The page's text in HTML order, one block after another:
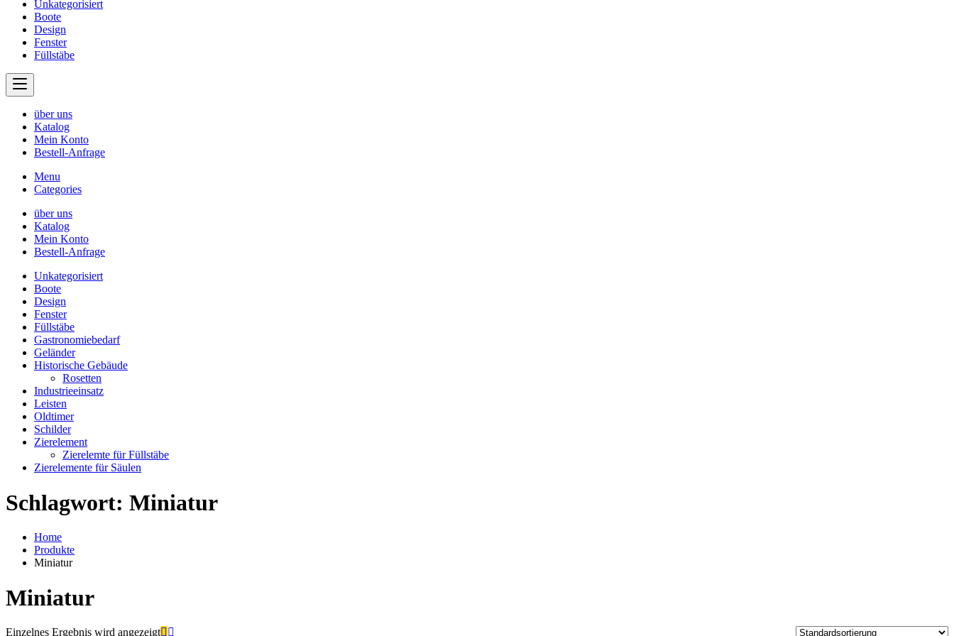
Unkategorisiert
Boote
Design
Fenster
Füllstäbe
über uns
Katalog
Mein Konto
Bestell-Anfrage
Menu
Categories
über uns
Katalog
Mein Konto
Bestell-Anfrage
Unkategorisiert
Boote
Design
Fenster
Füllstäbe
Gastronomiebedarf
Geländer
Historische Gebäude
Rosetten
Industrieeinsatz
Leisten
Oldtimer
Schilder
Zierelement
Zierelemte für Füllstäbe
Zierelemente für Säulen
Schlagwort: Miniatur
Home
Produkte
Miniatur
Miniatur
Einzelnes Ergebnis wird angezeigt